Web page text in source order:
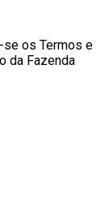
os Termos e
da Fazenda